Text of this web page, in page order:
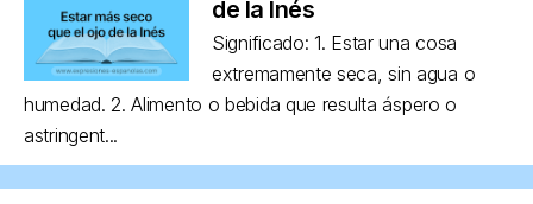
de la Inés
Significado: 1. Estar una cosa
extremamente seca, sin agua o
humedad. 2. Alimento o bebida que resulta áspero o
astringent...